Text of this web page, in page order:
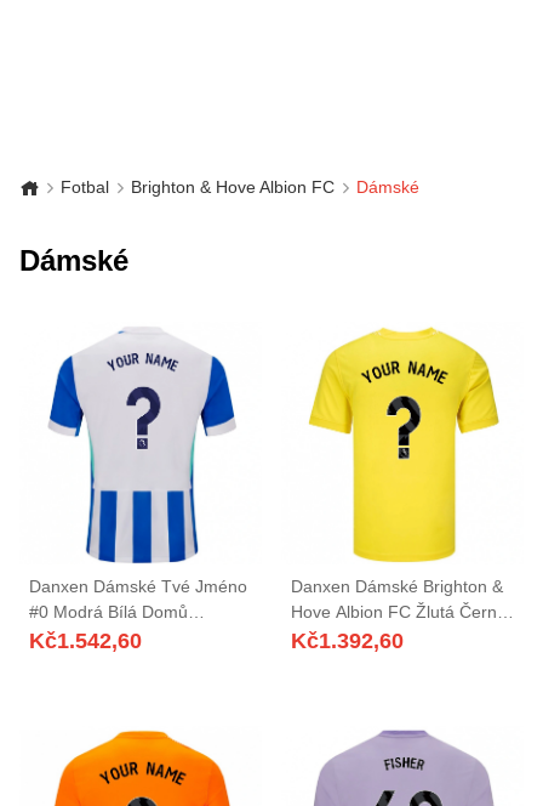
Fotbal Brighton & Hove Albion FC Dámské
Dámské
Danxen Dámské Tvé Jméno
#0 Modrá Bílá Domů
Hráčské Dresy 2025/26 Dres
Kč1.542,60
Danxen Dámské Brighton &
Hove Albion FC Žlutá Černá
Brankář Dresy 2025/26 Dres
Kč1.392,60